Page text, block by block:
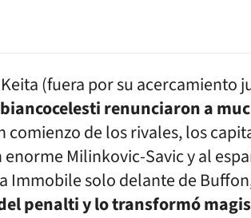
(fuera por su acercamiento
renunciaron a
comienzo de los rivales, los
enorme Milinkovic-Savic y al
Immobile solo delante de
penalti y lo transformó